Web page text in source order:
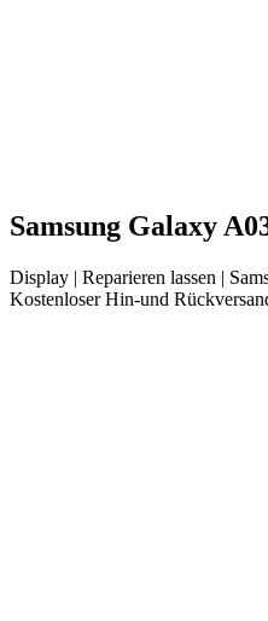
Samsung Galaxy
Display | Reparieren lassen |
Kostenloser Hin-und